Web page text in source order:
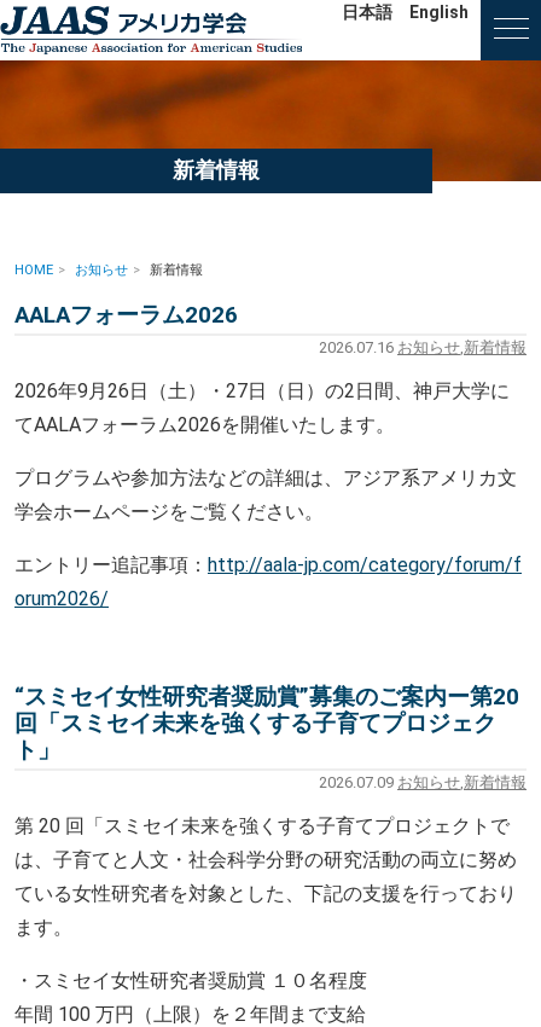
日本語 English
新着情報
HOME お知らせ 新着情報
AALAフォーラム2026
2026.07.16 お知らせ,新着情報
2026年9月26日（土）・27日（日）の2日間、神戸大学に
てAALAフォーラム2026を開催いたします。
プログラムや参加方法などの詳細は、アジア系アメリカ文
学会ホームページをご覧ください。
エントリー追記事項： http://aala-jp.com/category/forum/f
orum2026/
“スミセイ女性研究者奨励賞”募集のご案内ー第20
回「スミセイ未来を強くする子育てプロジェク
ト」
2026.07.09 お知らせ 新着情報
第 20 回「スミセイ未来を強くする子育てプロジ ェクトで
は、子育てと人文・社会科学分野の研究活動の両立に努め
ている女性研究者を対象とした、下記の支援を行っており
ます。
・スミセイ女性研究者奨励賞 １０名程度
年間 100 万円（上限）を２年間まで支給